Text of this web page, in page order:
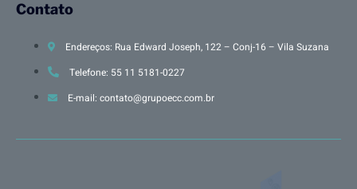
Contato
Endereços: Rua Edward Joseph, 122 – Conj-16 – Vila Suzana
Telefone: 55 11 5181-0227
E-mail: contato@grupoecc.com.br